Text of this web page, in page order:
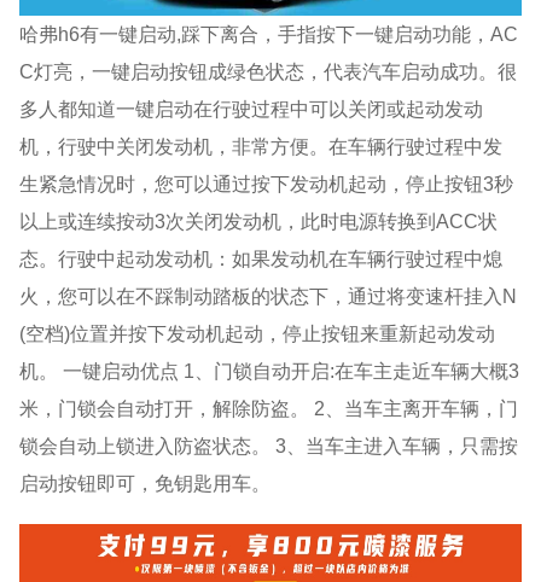
哈弗h6有一键启动,踩下离合，手指按下一键启动功能，AC
C灯亮，一键启动按钮成绿色状态，代表汽车启动成功。很
多人都知道一键启动在行驶过程中可以关闭或起动发动
机，行驶中关闭发动机，非常方便。在车辆行驶过程中发
生紧急情况时，您可以通过按下发动机起动，停止按钮3秒
以上或连续按动3次关闭发动机，此时电源转换到ACC状
态。行驶中起动发动机：如果发动机在车辆行驶过程中熄
火，您可以在不踩制动踏板的状态下，通过将变速杆挂入N
(空档)位置并按下发动机起动，停止按钮来重新起动发动
机。 一键启动优点 1、门锁自动开启:在车主走近车辆大概3
米，门锁会自动打开，解除防盗。 2、当车主离开车辆，门
锁会自动上锁进入防盗状态。 3、当车主进入车辆，只需按
启动按钮即可，免钥匙用车。